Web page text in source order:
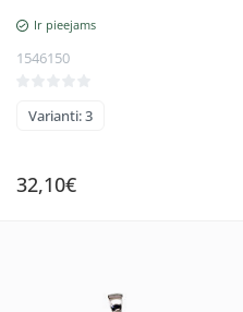
Ir pieejams
1546150
Varianti: 3
32,10€